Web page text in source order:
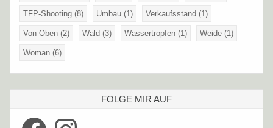
TFP-Shooting (8) Umbau (1) Verkaufsstand (1)
Von Oben (2) Wald (3) Wassertropfen (1) Weide (1)
Woman (6)
FOLGE MIR AUF
Facebook Instagram